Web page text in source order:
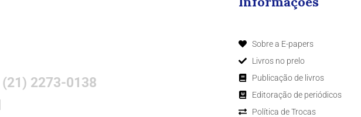
(21) 2273-0138
Sobre a E-papers
Livros no prelo
Publicação de livros
Editoração de periódicos
Política de Trocas